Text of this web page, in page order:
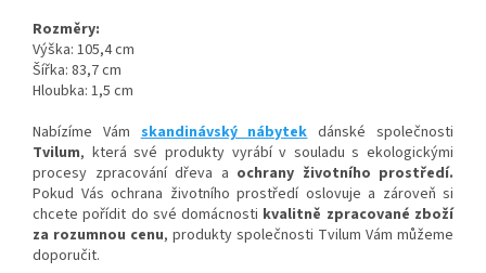
Rozměry:
Výška: 105,4 cm
Šířka: 83,7 cm
Hloubka: 1,5 cm
Nabízíme Vám skandinávský nábytek dánské společnosti
Tvilum, která své produkty vyrábí v souladu s ekologickými
procesy zpracování dřeva a ochrany životního prostředí.
Pokud Vás ochrana životního prostředí oslovuje a zároveň si
chcete pořídit do své domácnosti kvalitně zpracované zboží
za rozumnou cenu, produkty společnosti Tvilum Vám můžeme
doporučit.